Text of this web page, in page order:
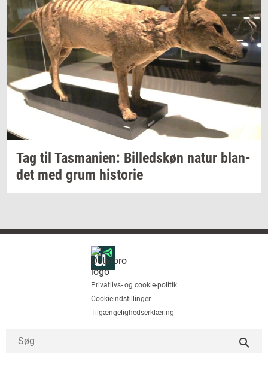
Tag til Tas­ma­ni­en: Bil­leds­køn natur blan­
det med grum hi­sto­rie
Privatlivs- og cookie-politik
Cookieindstillinger
Tilgængelighedserklæring